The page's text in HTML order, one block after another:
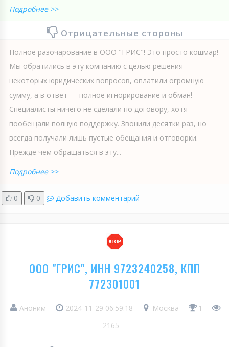
Подробнее >>
Отрицательные стороны
Полное разочарование в ООО "ГРИС"! Это просто кошмар!
Мы обратились в эту компанию с целью решения
некоторых юридических вопросов, оплатили огромную
сумму, а в ответ — полное игнорирование и обман!
Специалисты ничего не сделали по договору, хотя
пообещали полную поддержку. Звонили десятки раз, но
всегда получали лишь пустые обещания и отговорки.
Прежде чем обращаться в эту...
Подробнее >>
0 0 Добавить комментарий
ООО "ГРИС", ИНН 9723240258, КПП
772301001
Аноним 2024-11-29 06:59:18 Москва
1
2165